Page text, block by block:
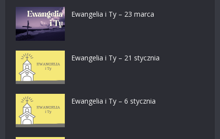
Ewangelia i Ty – 23 marca
Ewangelia i Ty – 21 stycznia
Ewangelia i Ty – 6 stycznia